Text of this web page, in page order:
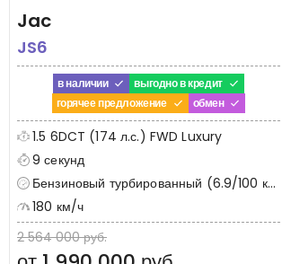
Jac
JS6
в наличии
выгодно в кредит
горячее предложение
обмен
1.5 6DCT (174 л.с.) FWD Luxury
9 секунд
Бензиновый турбированный (6.9/100 км)
180 км/ч
2 564 000 руб.